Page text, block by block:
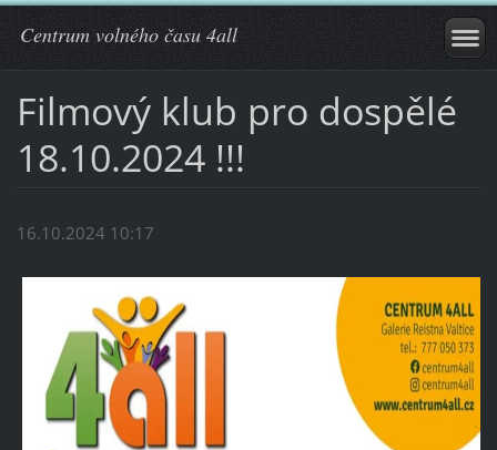
Centrum volného času 4all
Filmový klub pro dospělé
18.10.2024 !!!
16.10.2024 10:17